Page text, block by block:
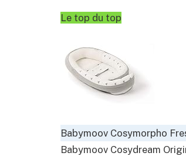
Le top du top
Babymoov Cosymorpho
Babymoov Cosydream